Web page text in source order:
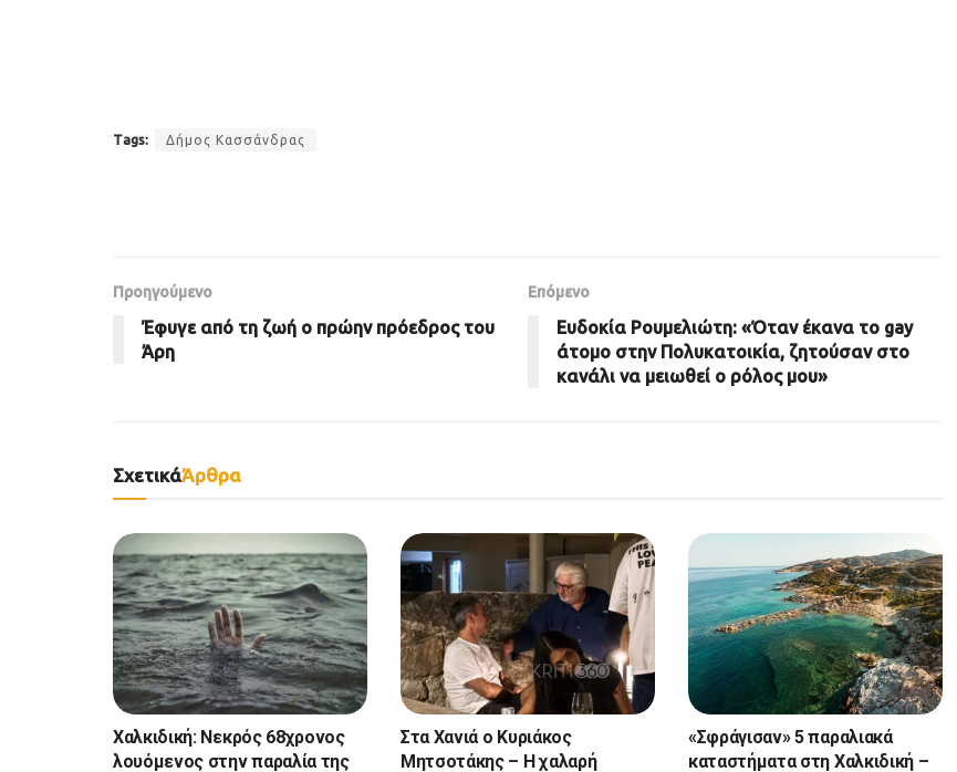
Tags: Δήμος Κασσάνδρας
Προηγούμενο
Έφυγε από τη ζωή ο πρώην πρόεδρος του
Άρη
Επόμενο
Ευδοκία Ρουμελιώτη: «Όταν έκανα το gay
άτομο στην Πολυκατοικία, ζητούσαν στο
κανάλι να μειωθεί ο ρόλος μου»
ΣχετικάΆρθρα
Χαλκιδική: Νεκρός 68χρονος
λουόμενος στην παραλία της
Στα Χανιά ο Κυριάκος
Μητσοτάκης – Η χαλαρή
«Σφράγισαν» 5 παραλιακά
καταστήματα στη Χαλκιδική –